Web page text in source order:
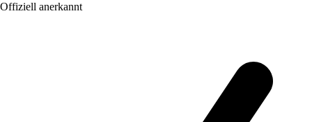
Offiziell anerkannt